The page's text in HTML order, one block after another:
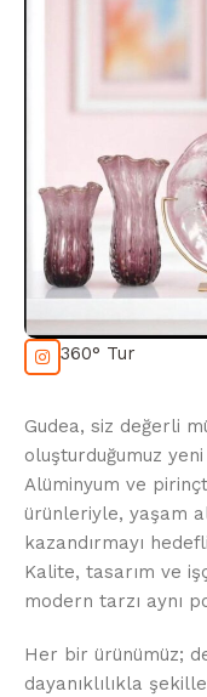
360° Tur
Gudea, siz değerli
oluşturduğumuz
Alüminyum ve
ürünleriyle, yaşam
kazandırmayı
Kalite, tasarım ve
modern tarzı aynı
Her bir ürünümüz;
dayanıklılıkla